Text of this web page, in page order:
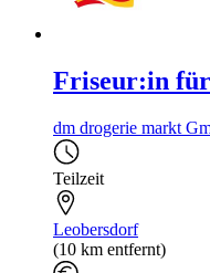
Friseur:in für
dm drogerie markt
Teilzeit
Leobersdorf
(10 km entfernt)